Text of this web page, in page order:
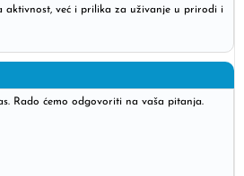
aktivnost, već i prilika za uživanje u prirodi i
Rado ćemo odgovoriti na vaša pitanja.